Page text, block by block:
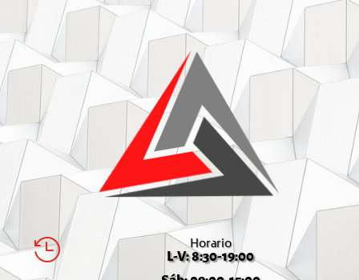
 Horario
L-V: 8:30-19:00